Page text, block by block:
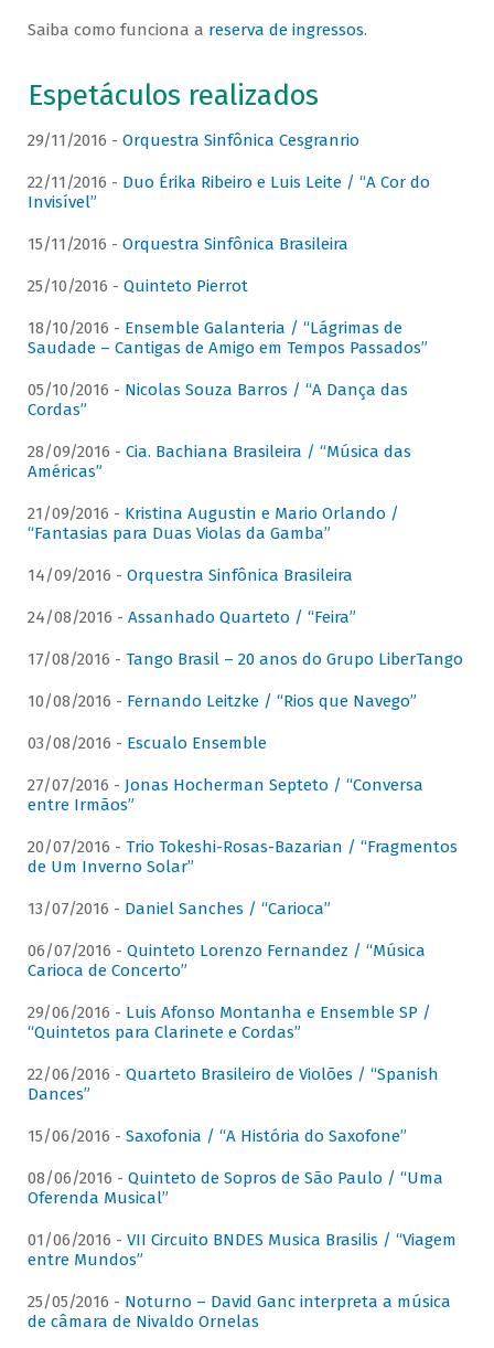
Saiba como funciona a reserva de ingressos.
Espetáculos realizados
29/11/2016 - Orquestra Sinfônica Cesgranrio
22/11/2016 - Duo Érika Ribeiro e Luis Leite / “A Cor do
Invisível”
15/11/2016 - Orquestra Sinfônica Brasileira
25/10/2016 - Quinteto Pierrot
18/10/2016 - Ensemble Galanteria / “Lágrimas de
Saudade – Cantigas de Amigo em Tempos Passados”
05/10/2016 - Nicolas Souza Barros / “A Dança das
Cordas”
28/09/2016 - Cia. Bachiana Brasileira / “Música das
Américas”
21/09/2016 - Kristina Augustin e Mario Orlando /
“Fantasias para Duas Violas da Gamba”
14/09/2016 - Orquestra Sinfônica Brasileira
24/08/2016 - Assanhado Quarteto / “Feira”
17/08/2016 - Tango Brasil – 20 anos do Grupo LiberTango
10/08/2016 - Fernando Leitzke / “Rios que Navego”
03/08/2016 - Escualo Ensemble
27/07/2016 - Jonas Hocherman Septeto / “Conversa
entre Irmãos”
20/07/2016 - Trio Tokeshi-Rosas-Bazarian / “Fragmentos
de Um Inverno Solar”
13/07/2016 - Daniel Sanches / “Carioca”
06/07/2016 - Quinteto Lorenzo Fernandez / “Música
Carioca de Concerto”
29/06/2016 - Luis Afonso Montanha e Ensemble SP /
“Quintetos para Clarinete e Cordas”
22/06/2016 - Quarteto Brasileiro de Violões / “Spanish
Dances”
15/06/2016 - Saxofonia / “A História do Saxofone”
08/06/2016 - Quinteto de Sopros de São Paulo / “Uma
Oferenda Musical”
01/06/2016 - VII Circuito BNDES Musica Brasilis / “Viagem
entre Mundos”
25/05/2016 - Noturno – David Ganc interpreta a música
de câmara de Nivaldo Ornelas